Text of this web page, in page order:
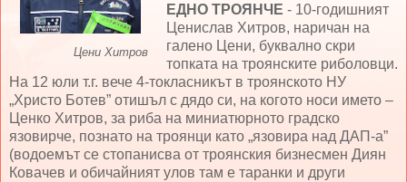
Цени Хитров
ЕДНО ТРОЯНЧЕ - 10-годишният
Ценислав Хитров, наричан на
галено Цени, буквално скри
топката на троянските риболовци.
На 12 юли т.г. вече 4-токласникът в троянското НУ
„Христо Ботев” отишъл с дядо си, на когото носи името –
Ценко Хитров, за риба на миниатюрното градско
язовирче, познато на троянци като „язовира над ДАП-а”
(водоемът се стопанисва от троянския бизнесмен Диян
Ковачев и обичайният улов там е таранки и други